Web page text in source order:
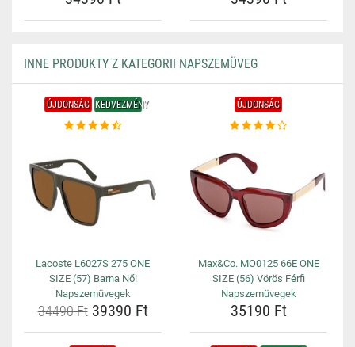
INNE PRODUKTY Z KATEGORII NAPSZEMÜVEG
ÚJDONSÁG KEDVEZMÉNY
Lacoste L6027S 275 ONE
SIZE (57) Barna Női
Napszemüvegek
34490 Ft39390 Ft
ÚJDONSÁG
Max&Co. MO0125 66E ONE
SIZE (56) Vörös Férfi
Napszemüvegek
35190 Ft